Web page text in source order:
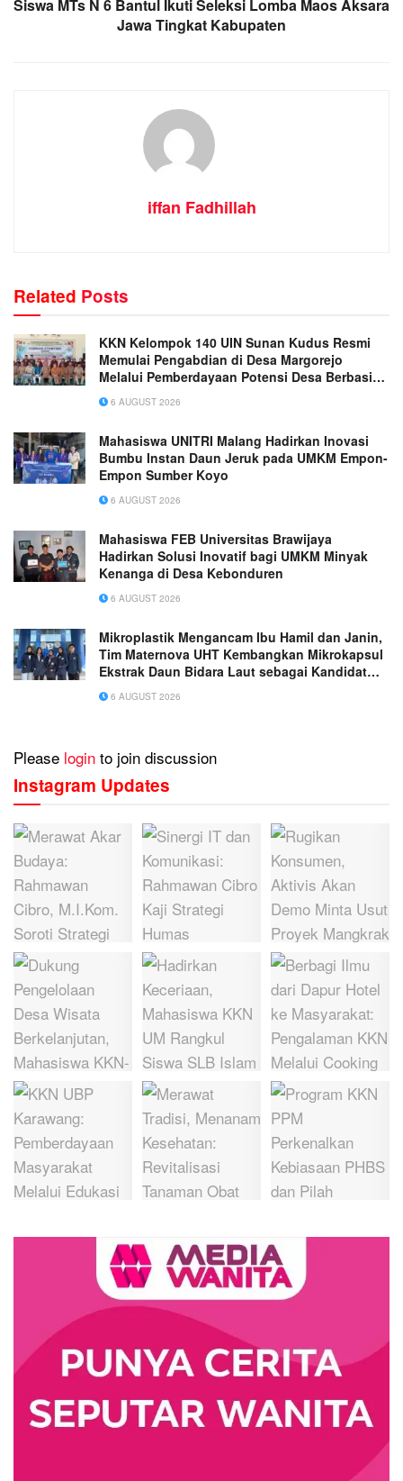
Siswa MTs N 6 Bantul Ikuti Seleksi Lomba Maos Aksara
Jawa Tingkat Kabupaten
iffan Fadhillah
Related Posts
KKN Kelompok 140 UIN Sunan Kudus Resmi
Memulai Pengabdian di Desa Margorejo
Melalui Pemberdayaan Potensi Desa Berbasis
Ekoteologi
6 AUGUST 2026
Mahasiswa UNITRI Malang Hadirkan Inovasi
Bumbu Instan Daun Jeruk pada UMKM Empon-
Empon Sumber Koyo
6 AUGUST 2026
Mahasiswa FEB Universitas Brawijaya
Hadirkan Solusi Inovatif bagi UMKM Minyak
Kenanga di Desa Kebonduren
6 AUGUST 2026
Mikroplastik Mengancam Ibu Hamil dan Janin,
Tim Maternova UHT Kembangkan Mikrokapsul
Ekstrak Daun Bidara Laut sebagai Kandidat
Antiinflamasi Plasenta
6 AUGUST 2026
Please login to join discussion
Instagram Updates